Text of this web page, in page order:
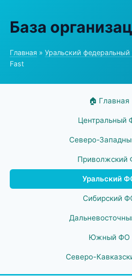
База
Главная » Уральский федеральный
Fast
🏠 Главная
Центральный
Северо-
Приволжский
Уральский
Сибирский
Южный ФО
Северо-